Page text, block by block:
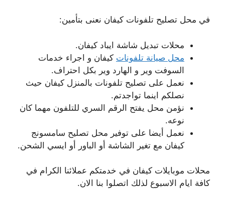
في محل تصليح تلفونات كيفان نعنى بتأمين:
محلات تبديل شاشة ايباد كيفان.
محل صيانة تلفونات كيفان و اجراء خدمات
السوفت وير و الهارد وير بكل احتراف.
نعمل على تصليح تلفونات بالمنزل كيفان حيث
نصلكم اينما تواجدتم.
نؤمن محل يفتح الرقم السري للتلفون مهما كان
نوعه.
نعمل أيضا على توفير محل تصليح سامسونج
كيفان مع تغير الشاشة أو الباور أو ايسي الشحن.
محلات موبايلات كيفان في خدمتكم عملائنا الكرام في
كافة ايام الاسبوع لذلك اتصلوا بنا الان.